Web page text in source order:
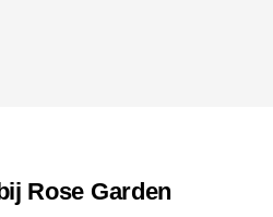
Rose Garden